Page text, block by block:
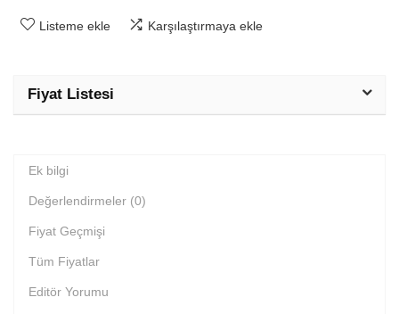
Listeme ekle Karşılaştırmaya ekle
Fiyat Listesi
Ek bilgi
Değerlendirmeler (0)
Fiyat Geçmişi
Tüm Fiyatlar
Editör Yorumu